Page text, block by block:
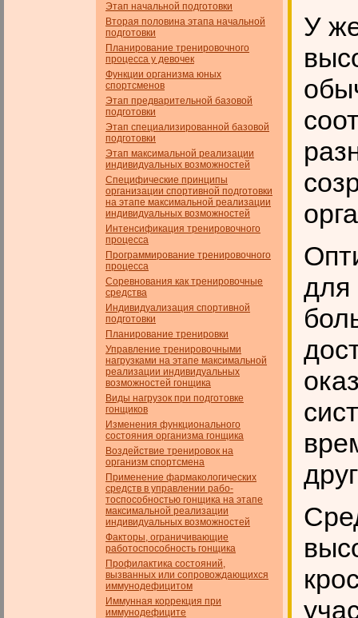
Этап начальной подготовки
Вторая половина этапа начальной
подготовки
Планирование тренировочного
процесса у девочек
Функции организма юных
спортсменов
Этап предварительной базовой
подготовки
Этап специализированной базовой
подготовки
Этап максимальной реализации
индивидуальных возможностей
Специфические принципы
организации спортивной подготовки
на этапе максимальной реализации
индивидуальных возможностей
Интенсификация тренировочного
процесса
Программирование тренировочного
процесса
Соревнования как тренировочные
средства
Индивидуализация спортивной
подготовки
Планирование тренировки
Управление тренировочными
нагрузками на этапе максимальной
реализации индивидуальных
возможностей гонщика
Виды нагрузок при подготовке
гонщиков
Изменения функционального
состояния организма гонщика
Воздействие тренировок на
организм спортсмена
Применение фармакологических
средств в управлении рабо­
тоспособностью гонщика на этапе
максимальной реализации
индивидуальных возможностей
Факторы, ограничивающие
работоспособность гонщика
Профилактика состояний,
вызванных или сопровождающихся
иммунодефицитом
Иммунная коррекция при
иммунодефиците
У
для